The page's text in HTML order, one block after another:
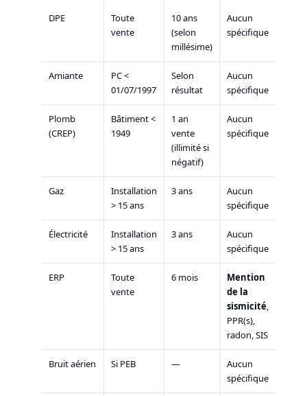
DPE
Toute
vente
10 ans
(selon
millésime)
Aucun
spécifique
Amiante
PC <
01/07/1997
Selon
résultat
Aucun
spécifique
Plomb
(CREP)
Bâtiment <
1949
1 an
vente
(illimité si
négatif)
Aucun
spécifique
Gaz
Installation
> 15 ans
3 ans
Aucun
spécifique
Électricité
Installation
> 15 ans
3 ans
Aucun
spécifique
ERP
Toute
vente
6 mois
Mention
de la
sismicité,
PPR(s),
radon, SIS
Bruit aérien Si PEB —
Aucun
spécifique